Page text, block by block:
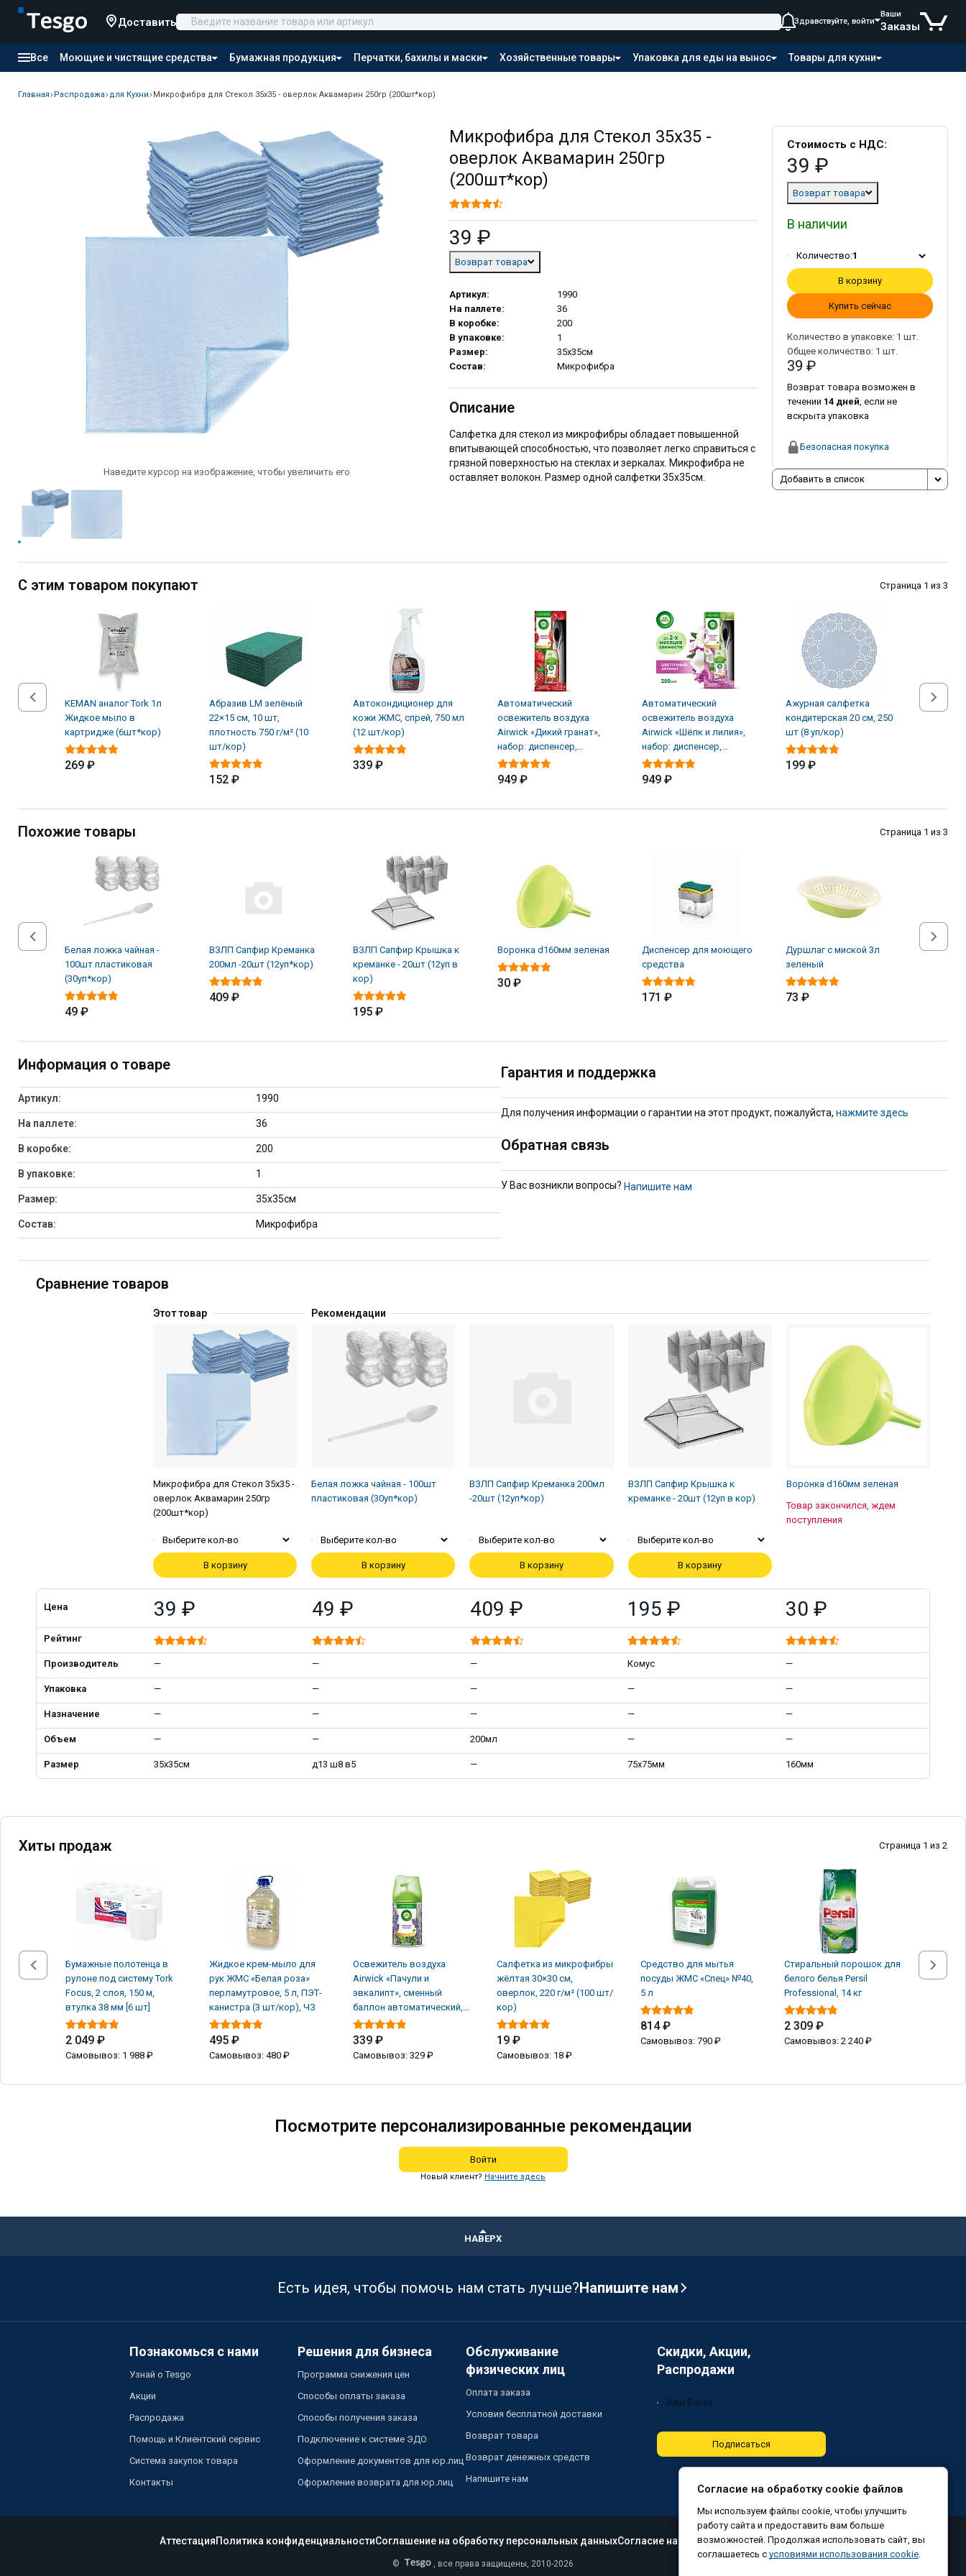
Доставить Здравствуйте, войти
Ваши
Заказы
Все Моющие и чистящие средства Бумажная продукция Перчатки, бахилы и маски Хозяйственные товары Упаковка для еды на вынос Товары для кухни
Главная Распродажа для Кухни Микрофибра для Стекол 35х35 - оверлок Аквамарин 250гр (200шт*кор)
Наведите курсор на изображение, чтобы увеличить его
Микрофибра для Стекол 35х35 -
оверлок Аквамарин 250гр
(200шт*кор)
39 ₽
Возврат товара
Артикул:
1990
На паллете:
36
В коробке:
200
В упаковке:
1
Размер:
35х35см
Состав:
Микрофибра
Описание
Салфетка для стекол из микрофибры обладает повышенной
впитывающей способностью, что позволяет легко справиться с
грязной поверхностью на стеклах и зеркалах. Микрофибра не
оставляет волокон. Размер одной салфетки 35х35см.
Стоимость с НДС:
39 ₽
Возврат товара
В наличии
Количество:1
В корзину
Купить сейчас
Количество в упаковке: 1 шт.
Общее количество: 1 шт.
39 ₽
Возврат товара возможен в
течении 14 дней, если не
вскрыта упаковка
Безопасная покупка
Добавить в список
С этим товаром покупают Страница 1 из 3
KEMAN аналог Tork 1л
Жидкое мыло в
картридже (6шт*кор)
269 ₽
Абразив LM зелёный
22×15 см, 10 шт,
плотность 750 г/м² (10
шт/кор)
152 ₽
Автокондиционер для
кожи ЖМС, спрей, 750 мл
(12 шт/кор)
339 ₽
Автоматический
освежитель воздуха
Airwick «Дикий гранат»,
набор: диспенсер,
батарейки, баллон (4 шт/
949 ₽
Автоматический
освежитель воздуха
Airwick «Шёлк и лилия»,
набор: диспенсер,
батарейки, баллон (4 шт/
949 ₽
Ажурная салфетка
кондитерская 20 см, 250
шт (8 уп/кор)
199 ₽
Похожие товары Страница 1 из 3
Белая ложка чайная -
100шт пластиковая
(30уп*кор)
49 ₽
ВЗЛП Сапфир Креманка
200мл -20шт (12уп*кор)
409 ₽
ВЗЛП Сапфир Крышка к
креманке - 20шт (12уп в
кор)
195 ₽
Воронка d160мм зеленая
30 ₽
Диспенсер для моющего
средства
171 ₽
Дуршлаг с миской 3л
зеленый
73 ₽
Ерш
Информация о товаре
Артикул: 1990
На паллете: 36
В коробке: 200
В упаковке: 1
Размер: 35х35см
Состав: Микрофибра
Гарантия и поддержка
Для получения информации о гарантии на этот продукт, пожалуйста, нажмите здесь
Обратная связь
У Вас возникли вопросы? Напишите нам
Сравнение товаров
Этот товар Рекомендации
Микрофибра для Стекол 35х35 -
оверлок Аквамарин 250гр
(200шт*кор)
Выберите кол-во
В корзину
Белая ложка чайная - 100шт
пластиковая (30уп*кор)
Выберите кол-во
В корзину
ВЗЛП Сапфир Креманка 200мл
-20шт (12уп*кор)
Выберите кол-во
В корзину
ВЗЛП Сапфир Крышка к
креманке - 20шт (12уп в кор)
Выберите кол-во
В корзину
Воронка d160мм зеленая
Товар закончился, ждем
поступления
Цена 39 ₽ 49 ₽ 409 ₽ 195 ₽ 30 ₽
Рейтинг
Производитель — — — Комус —
Упаковка — — — — —
Назначение — — — — —
Объем — — 200мл — —
Размер 35х35см д13 ш8 в5 — 75х75мм 160мм
Хиты продаж Страница 1 из 2
Бумажные полотенца в
рулоне под систему Tork
Focus, 2 слоя, 150 м,
втулка 38 мм [6 шт]
2 049 ₽
Самовывоз: 1 988 ₽
Жидкое крем-мыло для
рук ЖМС «Белая роза»
перламутровое, 5 л, ПЭТ-
канистра (3 шт/кор), ЧЗ
495 ₽
Самовывоз: 480 ₽
Освежитель воздуха
Airwick «Пачули и
эвкалипт», сменный
баллон автоматический,
250 мл (6 шт/кор)
339 ₽
Самовывоз: 329 ₽
Салфетка из микрофибры
жёлтая 30×30 см,
оверлок, 220 г/м² (100 шт/
кор)
19 ₽
Самовывоз: 18 ₽
Средство для мытья
посуды ЖМС «Спец» №40,
5 л
814 ₽
Самовывоз: 790 ₽
Стиральный порошок для
белого белья Persil
Professional, 14 кг
2 309 ₽
Самовывоз: 2 240 ₽
белого
Посмотрите персонализированные рекомендации
Войти
Новый клиент? Начните здесь
НАВЕРХ
Есть идея, чтобы помочь нам стать лучше?Напишите нам
Познакомься с нами
Узнай о Tesgo
Акции
Распродажа
Помощь и Клиентский сервис
Система закупок товара
Контакты
Решения для бизнеса
Программа снижения цен
Способы оплаты заказа
Способы получения заказа
Подключение к системе ЭДО
Оформление документов для юр.лиц
Оформление возврата для юр.лиц
Обслуживание
физических лиц
Оплата заказа
Условия бесплатной доставки
Возврат товара
Возврат денежных средств
Напишите нам
Скидки, Акции,
Распродажи
Подписаться
АттестацияПолитика конфиденциальностиСоглашение на обработку персональных данныхСогласие на обработку файлов cookie
© , все права защищены, 2010-2026
Согласие на обработку cookie файлов
Мы используем файлы cookie, чтобы улучшить
работу сайта и предоставить вам больше
возможностей. Продолжая использовать сайт, вы
соглашаетесь с условиями использования cookie.